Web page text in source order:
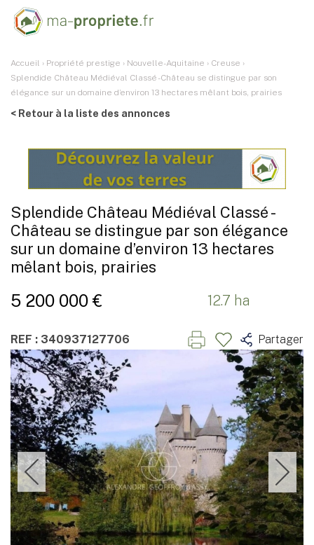
Accueil › Propriété prestige › Nouvelle-Aquitaine › Creuse ›
Splendide Château Médiéval Classé - Château se distingue par son
élégance sur un domaine d’environ 13 hectares mêlant bois, prairies
< Retour à la liste des annonces
Splendide Château Médiéval Classé -
Château se distingue par son élégance
sur un domaine d’environ 13 hectares
mêlant bois, prairies
5 200 000 € 12.7 ha
REF : 340937127706 Partager